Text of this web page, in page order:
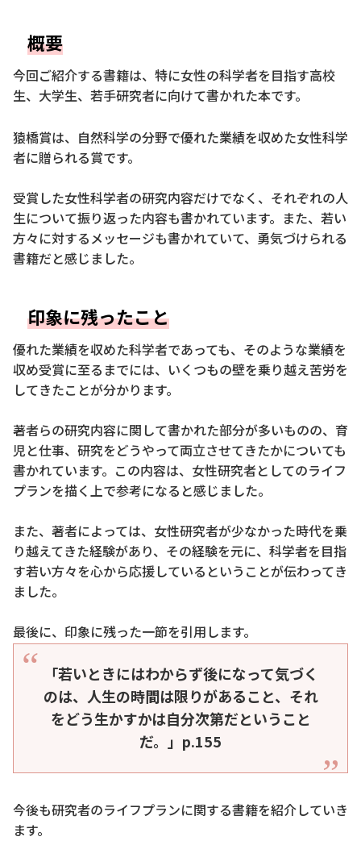
概要
今回ご紹介する書籍は、特に女性の科学者を目指す高校
生、大学生、若手研究者に向けて書かれた本です。
猿橋賞は、自然科学の分野で優れた業績を収めた女性科学
者に贈られる賞です。
受賞した女性科学者の研究内容だけでなく、それぞれの人
生について振り返った内容も書かれています。また、若い
方々に対するメッセージも書かれていて、勇気づけられる
書籍だと感じました。
印象に残ったこと
優れた業績を収めた科学者であっても、そのような業績を
収め受賞に至るまでには、いくつもの壁を乗り越え苦労を
してきたことが分かります。
著者らの研究内容に関して書かれた部分が多いものの、育
児と仕事、研究をどうやって両立させてきたかについても
書かれています。この内容は、女性研究者としてのライフ
プランを描く上で参考になると感じました。
また、著者によっては、女性研究者が少なかった時代を乗
り越えてきた経験があり、その経験を元に、科学者を目指
す若い方々を心から応援しているということが伝わってき
ました。
最後に、印象に残った一節を引用します。
「若いときにはわからず後になって気づく
のは、人生の時間は限りがあること、それ
をどう生かすかは自分次第だということ
だ。」p.155
今後も研究者のライフプランに関する書籍を紹介していき
ます。